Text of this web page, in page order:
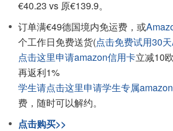
€40.23 vs 原€139.9。
订单满€49德国境内免运费，或
个工作日免费送货(点击免费试用30
点击这里申请amazon信用卡立减10
再返利1%
学生请点击这里申请学生专属
费，随时可以解约。
点击购买>>